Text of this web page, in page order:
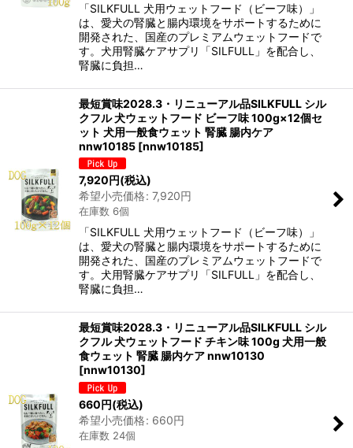
「SILKFULL 犬用ウェットフード（ビーフ味）」
は、愛犬の腎臓と腸内環境をサポートするために
開発された、国産のプレミアムウェットフードで
す。犬用腎臓ケアサプリ「SILFULL」を配合し、
腎臓に負担…
最短賞味2028.3・リニューアル品SILKFULL シル
クフル 犬ウェットフード ビーフ味 100g×12個セ
ット 犬用一般食ウェット 腎臓 腸内ケア
nnw10185 [nnw10185]
7,920円(税込)
希望小売価格: 7,920円
在庫数 6個
「SILKFULL 犬用ウェットフード（ビーフ味）」
は、愛犬の腎臓と腸内環境をサポートするために
開発された、国産のプレミアムウェットフードで
す。犬用腎臓ケアサプリ「SILFULL」を配合し、
腎臓に負担…
最短賞味2028.3・リニューアル品SILKFULL シル
クフル 犬ウェットフード チキン味 100g 犬用一般
食ウェット 腎臓 腸内ケア nnw10130
[nnw10130]
660円(税込)
希望小売価格: 660円
在庫数 24個